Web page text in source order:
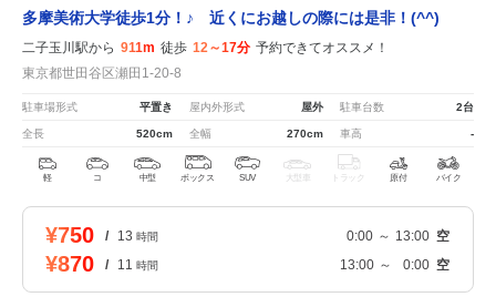
多摩美術大学徒歩1分！♪ 近くにお越しの際には是非！(^^)
二子玉川駅から 911m 徒歩 12～17分 予約できてオススメ！
東京都世田谷区瀬田1-20-8
駐車場形式 平置き 屋内外形式 屋外 駐車台数 2台
全長 520cm 全幅 270cm 車高 -
軽 コ 中型 ボックス SUV 大型車 トラック 原付 バイク
¥750 / 13 時間 0:00 ～ 13:00 空
¥870 / 11 時間 13:00 ～ 0:00 空